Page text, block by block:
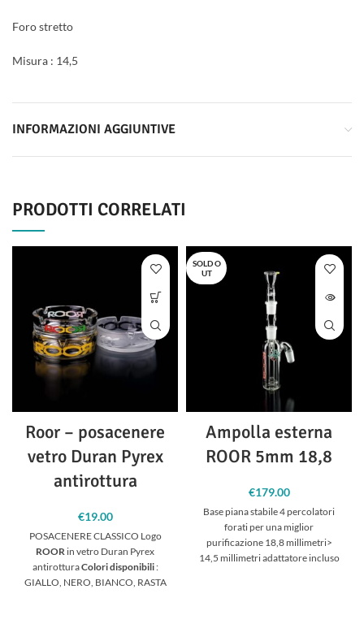
Foro stretto
Misura : 14,5
INFORMAZIONI AGGIUNTIVE
PRODOTTI CORRELATI
Roor – posacenere
vetro Duran Pyrex
antirottura
€19.00
POSACENERE CLASSICO Logo
ROOR in vetro Duran Pyrex
antirotturaColori disponibili:
GIALLO, NERO, BIANCO, RASTA
SOLD O
UT
Ampolla esterna
ROOR 5mm 18,8
€179.00
Base piana stabile 4 percolatori
forati per una miglior
purificazione 18,8 millimetri>
14,5 millimetri adattatore incluso